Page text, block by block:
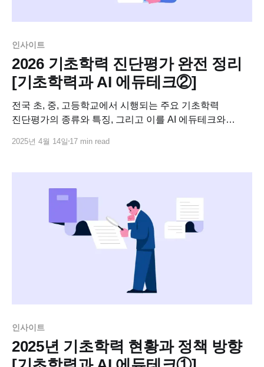
인사이트
2026 기초학력 진단평가 완전 정리
[기초학력과 AI 에듀테크②]
전국 초, 중, 고등학교에서 시행되는 주요 기초학력
진단평가의 종류와 특징, 그리고 이를 AI 에듀테크와
2025년 4월 14일 17 min read
인사이트
2025년 기초학력 현황과 정책 방향